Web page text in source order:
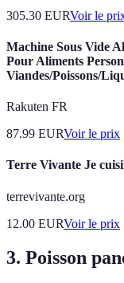
305.30 EURVoir le
Machine Sous Vide
Pour Aliments
Viandes/Poissons/
Rakuten FR
87.99 EURVoir le prix
Terre Vivante Je
terrevivante.org
12.00 EURVoir le prix
3. Poisson